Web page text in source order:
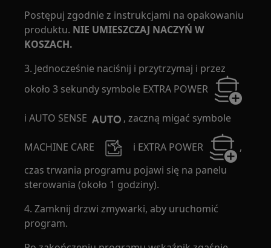
Postępuj zgodnie z instrukcjami na opakowaniu
produktu. NIE UMIESZCZAJ NACZYŃ W
KOSZACH.
3. Jednocześnie naciśnij i przytrzymaj i przez
około 3 sekundy symbole EXTRA POWER
i AUTO SENSE , zaczną migać symbole
MACHINE CARE i EXTRA POWER
,
czas trwania programu pojawi się na panelu
sterowania (około 1 godziny).
4. Zamknij drzwi zmywarki, aby uruchomić
program.